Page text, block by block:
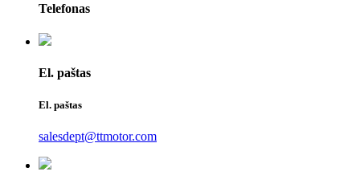
Telefonas
El. paštas
El. paštas
salesdept@ttmotor.com